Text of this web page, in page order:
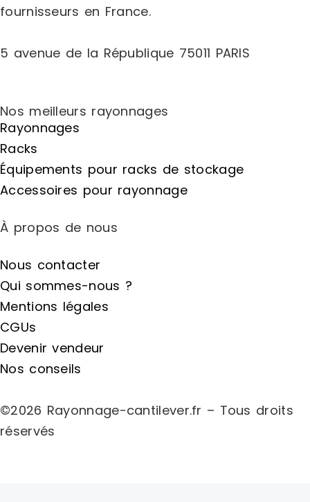
fournisseurs en France.
5 avenue de la République 75011 PARIS
Nos meilleurs rayonnages
Rayonnages
Racks
Équipements pour racks de stockage
Accessoires pour rayonnage
À propos de nous
Nous contacter
Qui sommes-nous ?
Mentions légales
CGUs
Devenir vendeur
Nos conseils
©2026 Rayonnage-cantilever.fr – Tous droits
réservés